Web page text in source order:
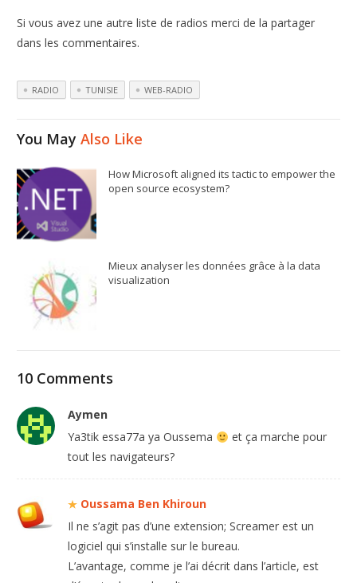
Si vous avez une autre liste de radios merci de la partager
dans les commentaires.
RADIO TUNISIE WEB-RADIO
You MayAlso Like
How Microsoft aligned its tactic to empower the
open source ecosystem?
Mieux analyser les données grâce à la data
visualization
10 Comments
Aymen
Ya3tik essa77a ya Oussema
et ça marche pour
tout les navigateurs?
Oussama Ben Khiroun
Il ne s’agit pas d’une extension; Screamer est un
logiciel qui s’installe sur le bureau.
L’avantage, comme je l’ai décrit dans l’article, est